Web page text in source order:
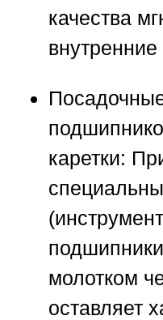
качества
внутренние
каретки:
молотком
оставляет